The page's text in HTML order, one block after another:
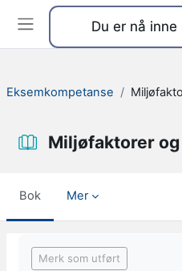
Gå til hovedinnhold
Sidepanel
Du er nå
Eksemkompetanse
Miljøfaktorer
Bok Mer
Merk som utført